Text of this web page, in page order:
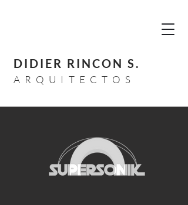
DIDIER RINCON S.
A R Q U I T E C T O S